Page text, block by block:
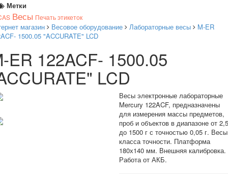
Метки
Весы Печать этикеток
магазин Весовое оборудование Лабораторные весы
M-ER
1500.05 "ACCURATE" LCD
ER 122ACF- 1500.05
LCD
Весы электронные лабораторные
Mercury 122ACF, предназначены
для измерения массы предметов,
проб и объектов в диапазоне от
до 1500 г с точностью 0,05 г.
класса точности. Платформа
180х140 мм. Внешняя калибровка.
Работа от АКБ.